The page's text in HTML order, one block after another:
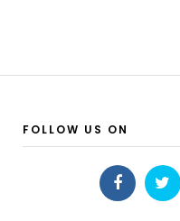
FOLLOW US ON